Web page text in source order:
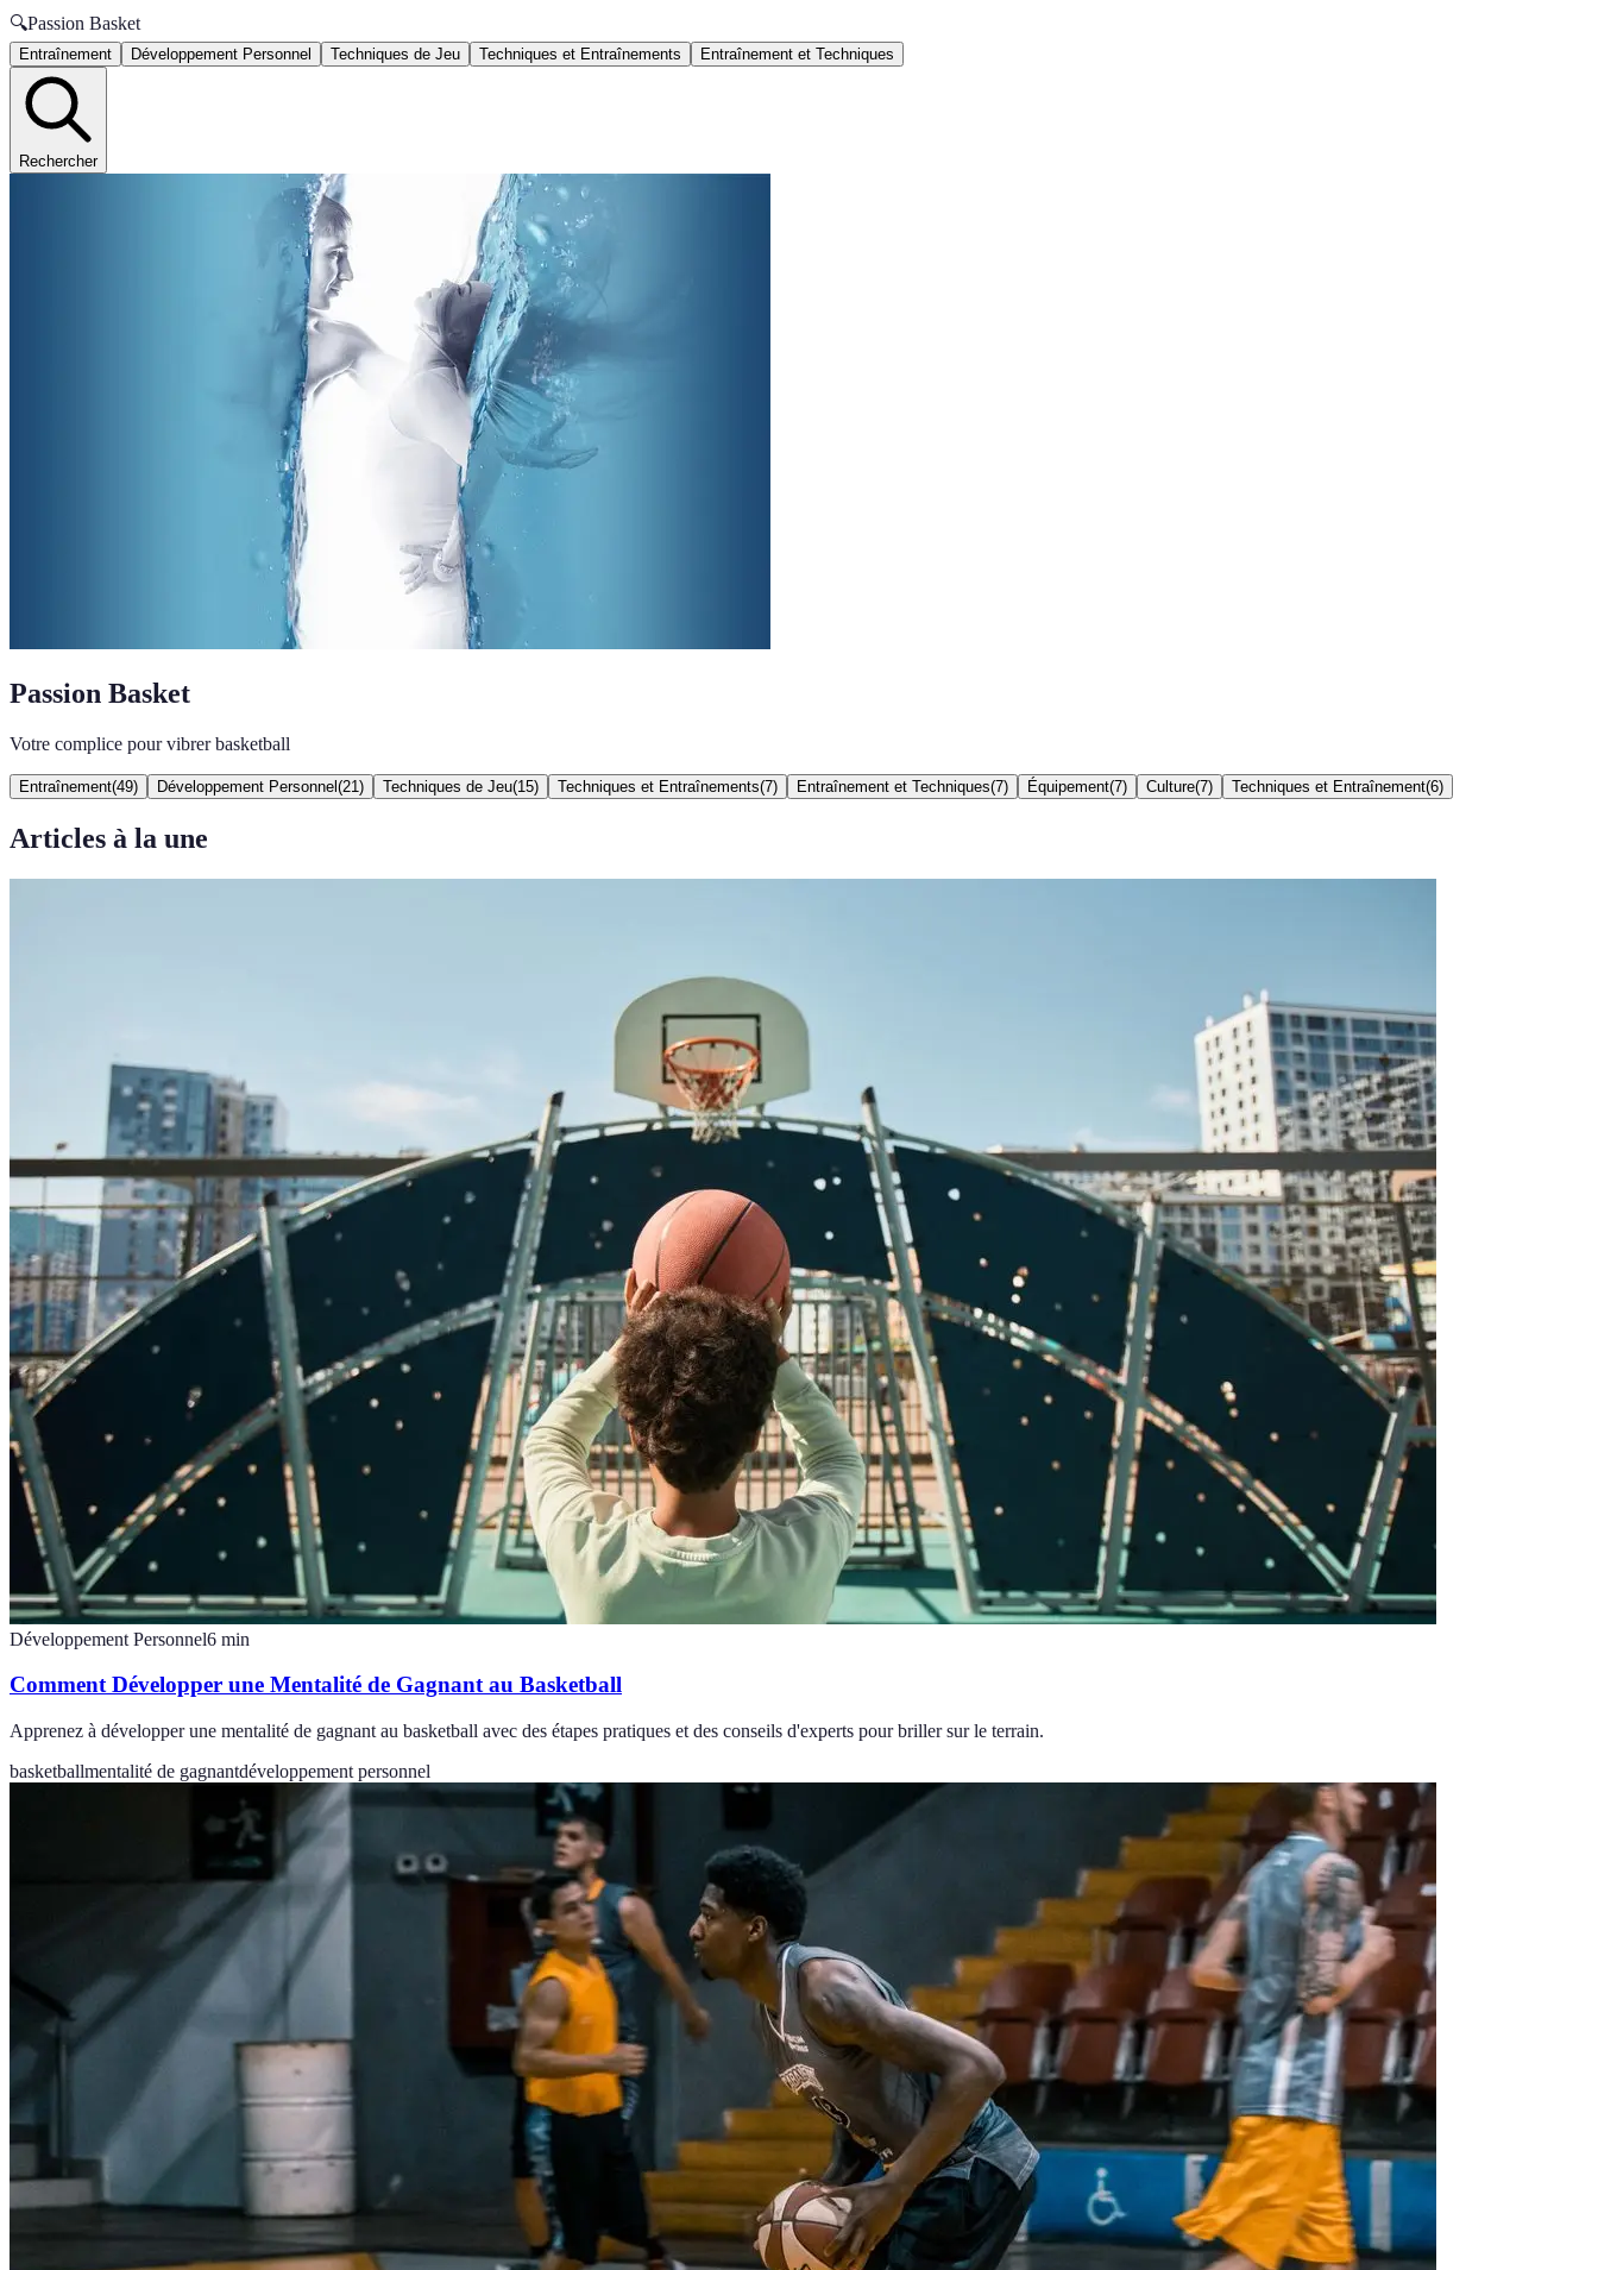
🔍Passion Basket
Entraînement Développement Personnel Techniques de Jeu Techniques et Entraînements Entraînement et Techniques
Rechercher
Passion Basket
Votre complice pour vibrer basketball
Entraînement(49) Développement Personnel (21 ) Techniques de Jeu(15) Techniques et Entraînements(7) Entraînement et Techniques(7) Équipement(7) Culture(7) Techniques et Entraînement(6)
Articles à la une
Développement Personnel6 min
Comment Développer une Mentalité de Gagnant au Basketball
Apprenez à développer une mentalité de gagnant au basketball avec des étapes pratiques et des conseils d'experts pour briller sur le terrain.
basketballmentalité de gagnantdéveloppement personnel